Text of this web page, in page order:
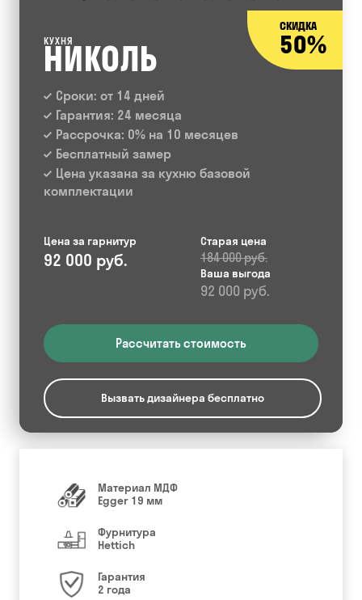
СКИДКА
50%
КУХНЯ
НИКОЛЬ
Сроки: от 14 дней
Гарантия: 24 месяца
Рассрочка: 0% на 10 месяцев
Бесплатный замер
Цена указана за кухню базовой
комплектации
Цена за гарнитур
92 000 руб.
Старая цена
184 000 руб.
Ваша выгода
92 000 руб.
Рассчитать стоимость
Вызвать дизайнера бесплатно
Материал МДФ
Egger 19 мм
Фурнитура
Hettich
Гарантия
2 года